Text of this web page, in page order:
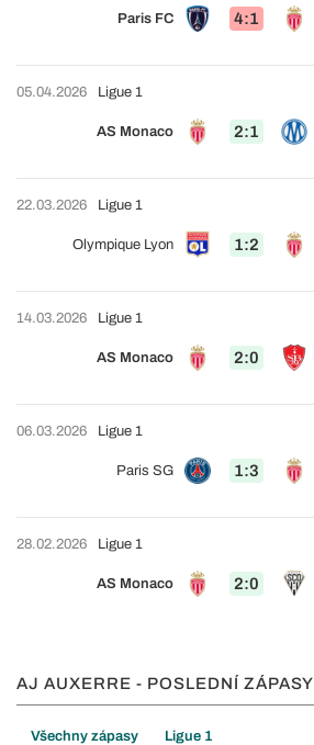
Paris FC 4:1
05.04.2026
AS Monaco 2:1
Ligue 1
22.03.2026
Olympique Lyon 1:2
Ligue 1
14.03.2026
AS Monaco 2:0
Ligue 1
06.03.2026
Paris SG 1:3
Ligue 1
28.02.2026
AS Monaco 2:0
Ligue 1
AJ AUXERRE - POSLEDNÍ ZÁPASY
Všechny zápasy Ligue 1